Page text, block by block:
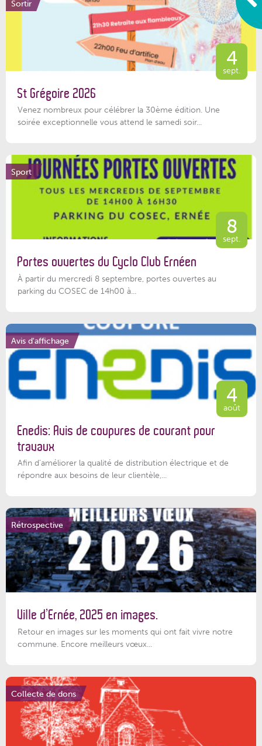
Sortir
4
sept.
St Grégoire 2026
Venez nombreux pour célébrer la 30ème édition. Une
soirée exceptionnelle vous attend le samedi soir...
Sport
8
sept.
Portes ouvertes du Cyclo Club Ernéen
À partir du mercredi 8 septembre, portes ouvertes au
parking du COSEC de 14h00 à...
Avis d'affichage
4
août
Enedis: Avis de coupures de courant pour
travaux
Afin d’améliorer la qualité de distribution électrique et de
répondre aux besoins de leur clientèle,...
Rétrospective
Ville d’Ernée, 2025 en images.
Retour en images sur les moments qui ont fait vivre notre
commune. Encore meilleurs vœux...
Collecte de dons